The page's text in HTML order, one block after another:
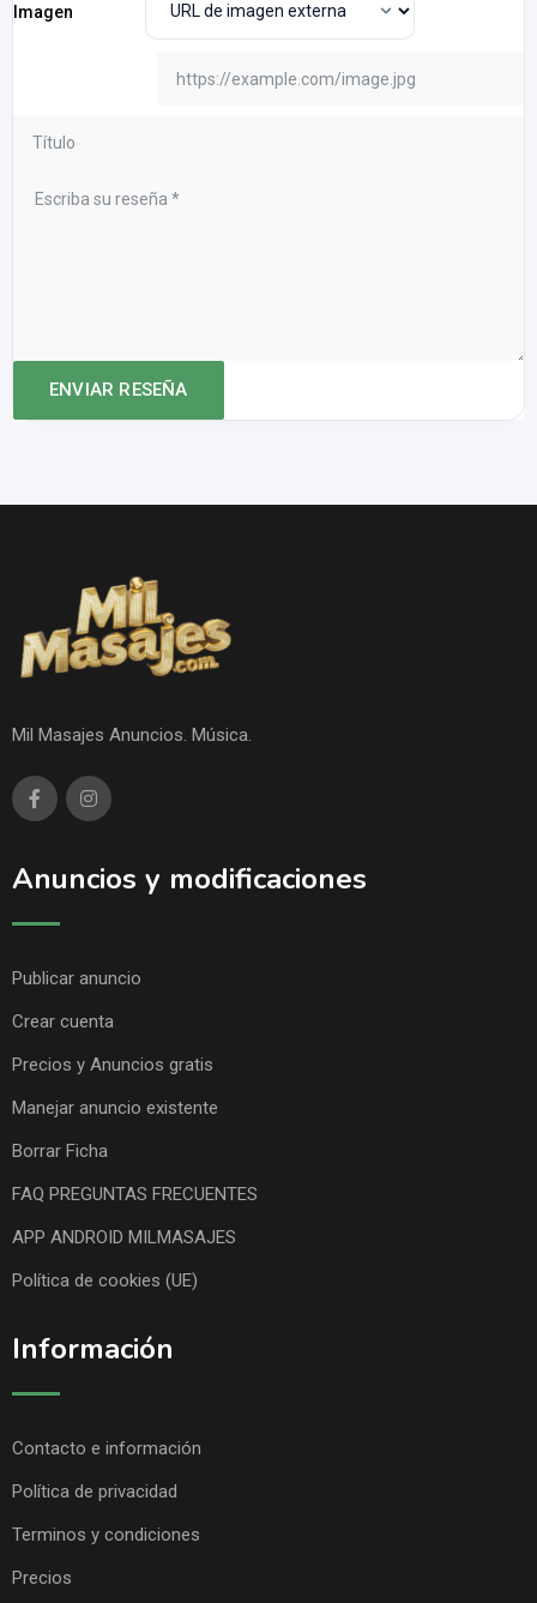
Imagen
Mil Masajes Anuncios. Música.
Anuncios y modificaciones
Publicar anuncio
Crear cuenta
Precios y Anuncios gratis
Manejar anuncio existente
Borrar Ficha
FAQ PREGUNTAS FRECUENTES
APP ANDROID MILMASAJES
Política de cookies (UE)
Información
Contacto e información
Política de privacidad
Terminos y condiciones
Precios